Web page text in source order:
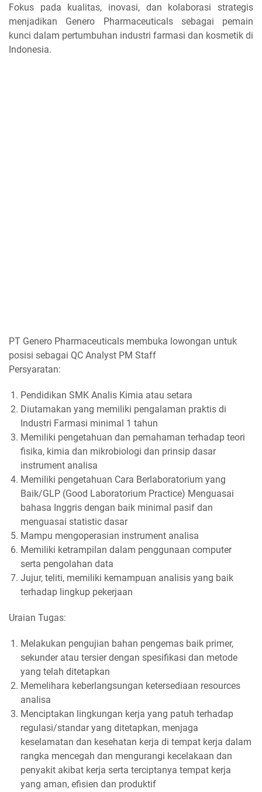
Fokus pada kualitas, inovasi, dan kolaborasi strategis
menjadikan Genero Pharmaceuticals sebagai pemain
kunci dalam pertumbuhan industri farmasi dan kosmetik di
Indonesia.
PT Genero Pharmaceuticals membuka lowongan untuk
posisi sebagai QC Analyst PM Staff
Persyaratan:
Pendidikan SMK Analis Kimia atau setara
Diutamakan yang memiliki pengalaman praktis di
Industri Farmasi minimal 1 tahun
Memiliki pengetahuan dan pemahaman terhadap teori
fisika, kimia dan mikrobiologi dan prinsip dasar
instrument analisa
Memiliki pengetahuan Cara Berlaboratorium yang
Baik/GLP (Good Laboratorium Practice) Menguasai
bahasa Inggris dengan baik minimal pasif dan
menguasai statistic dasar
Mampu mengoperasian instrument analisa
Memiliki ketrampilan dalam penggunaan computer
serta pengolahan data
Jujur, teliti, memiliki kemampuan analisis yang baik
terhadap lingkup pekerjaan
Uraian Tugas:
Melakukan pengujian bahan pengemas baik primer,
sekunder atau tersier dengan spesifikasi dan metode
yang telah ditetapkan
Memelihara keberlangsungan ketersediaan resources
analisa
Menciptakan lingkungan kerja yang patuh terhadap
regulasi/standar yang ditetapkan, menjaga
keselamatan dan kesehatan kerja di tempat kerja dalam
rangka mencegah dan mengurangi kecelakaan dan
penyakit akibat kerja serta terciptanya tempat kerja
yang aman, efisien dan produktif